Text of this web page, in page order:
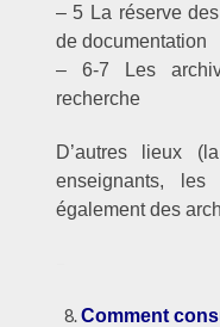
– 5 La réserve
de documentation
– 6-7 Les
recherche
D’autres lieux
enseignants,
également des
Comment